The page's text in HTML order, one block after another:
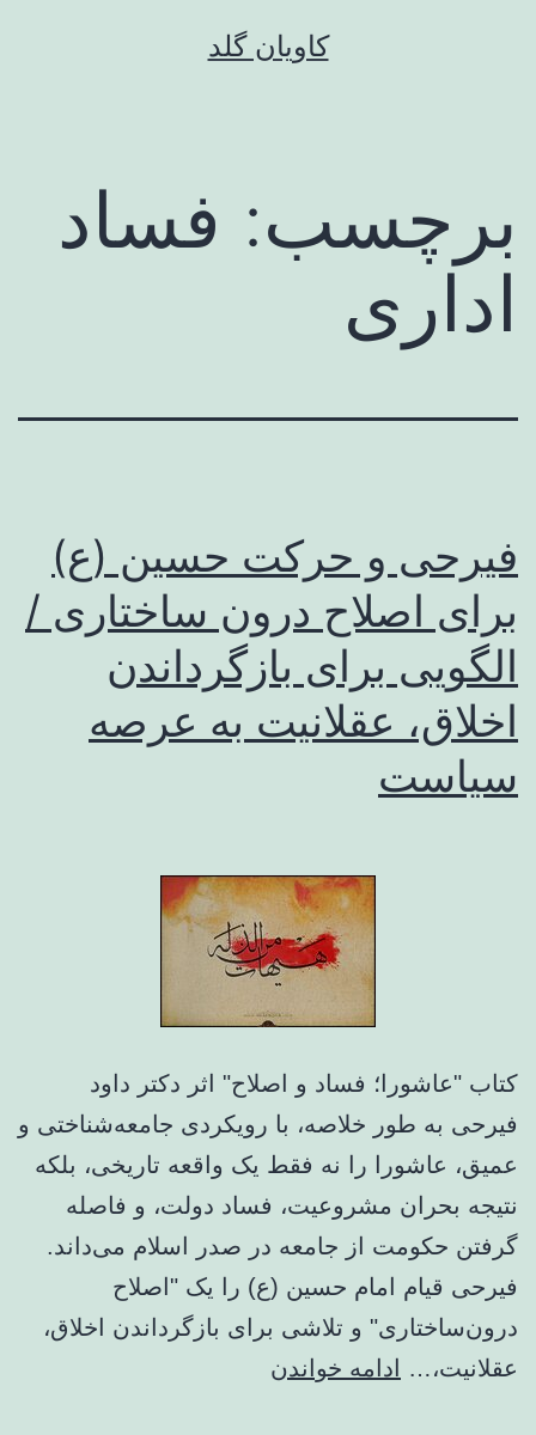
کاویان گلد
برچسب: فساد
اداری
فیرحی و حرکت حسین (ع)
برای اصلاح درون ساختاری /
الگویی برای بازگرداندن
اخلاق، عقلانیت به عرصه
سیاست
کتاب "عاشورا؛ فساد و اصلاح" اثر دکتر داود
فیرحی به طور خلاصه، با رویکردی جامعه‌شناختی و
عمیق، عاشورا را نه فقط یک واقعه تاریخی، بلکه
نتیجه بحران مشروعیت، فساد دولت، و فاصله
گرفتن حکومت از جامعه در صدر اسلام می‌داند.
فیرحی قیام امام حسین (ع) را یک "اصلاح
درون‌ساختاری" و تلاشی برای بازگرداندن اخلاق،
عقلانیت،… ادامه خواندن